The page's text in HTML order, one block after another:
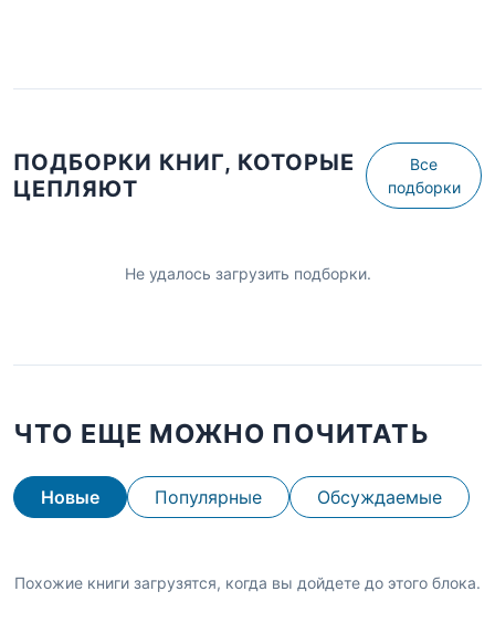
ПОДБОРКИ КНИГ, КОТОРЫЕ
ЦЕПЛЯЮТ
Все
подборки
Не удалось загрузить подборки.
ЧТО ЕЩЕ МОЖНО ПОЧИТАТЬ
Новые Популярные Обсуждаемые
Похожие книги загрузятся, когда вы дойдете до этого блока.